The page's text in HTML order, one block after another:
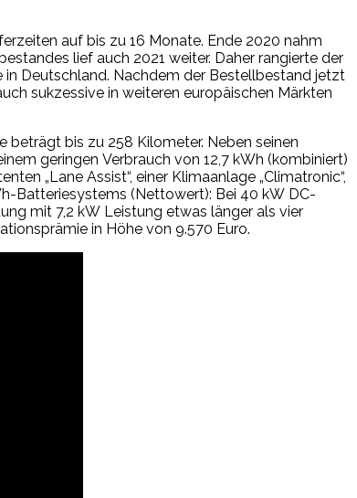
auf bis zu 16 Monate. Ende 2020 nahm
lief auch 2021 weiter. Daher rangierte der
Deutschland. Nachdem der Bestellbestand jetzt
sukzessive in weiteren europäischen Märkten
beträgt bis zu 258 Kilometer. Neben seinen
geringen Verbrauch von 12,7 kWh (kombiniert)
„Lane Assist“, einer Klimaanlage „Climatronic“,
Batteriesystems (Nettowert): Bei 40 kW DC-
mit 7,2 kW Leistung etwas länger als vier
in Höhe von 9.570 Euro.